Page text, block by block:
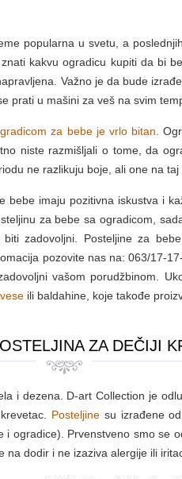
popularna u svetu, a
kakvu ogradicu kupiti da bi
Važno je da bude
prati u mašini za veš na svim
za bebe je vrlo bitan .
niste razmišljali o tome, da
ne razlikuju boje, ali one na
bebe imaju pozitivna iskustva i
za bebe sa ogradicom,
zadovoljni. Posteljine za
pozovite nas na: 063/17-
vašom porudžbinom.
ili baldahine, koje takođe
ZA DEČIJI
i dezena. D-art Collection je
Posteljine su izrađene
ogradice). Prvenstveno smo se
dodir i ne izaziva alergije ili